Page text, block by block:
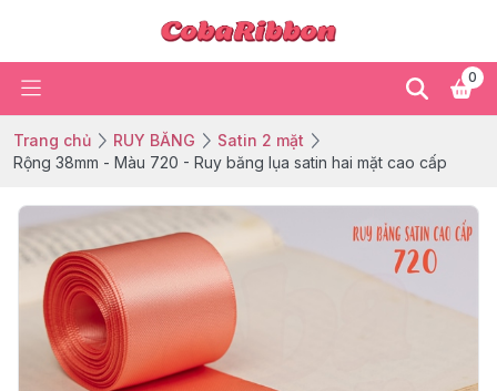
0
Trang chủ RUY BĂNG
Satin 2 mặt
Rộng 38mm - Màu 720 - Ruy băng lụa satin hai mặt cao cấp